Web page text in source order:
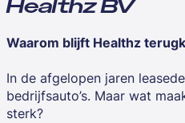
Healthz BV
Waarom blijft Healthz
In de afgelopen jaren
bedrijfsauto’s. Maar wat
sterk?